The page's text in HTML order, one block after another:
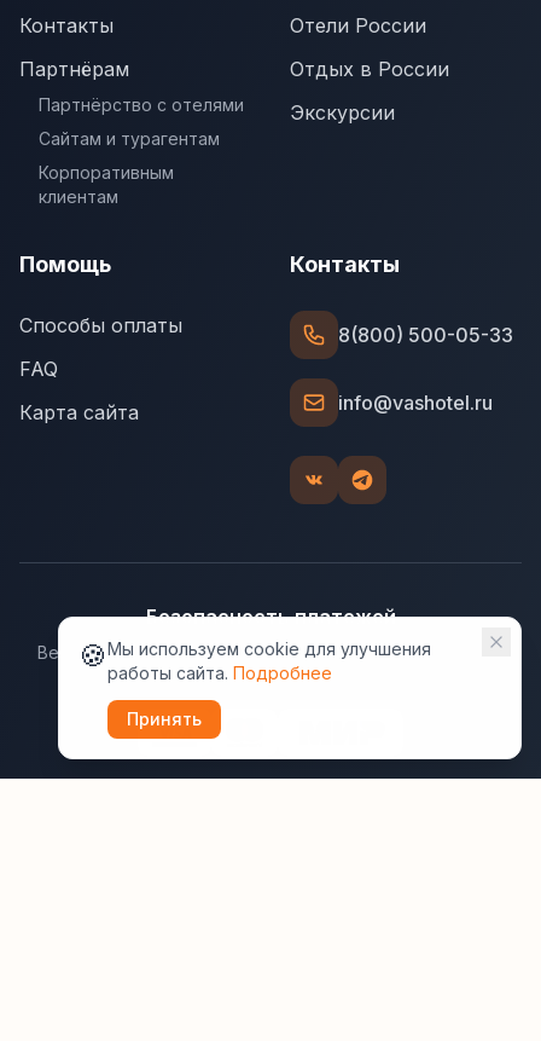
Контакты
Партнёрам
Партнёрство с отелями
Сайтам и турагентам
Корпоративным
клиентам
Отели России
Отдых в России
Экскурсии
Помощь
Способы оплаты
FAQ
Карта сайта
Контакты
8(800) 500-05-33
info@vashotel.ru
Безопасность платежей
Ведущие платёжные системы гарантируют надёжную
защиту данных.
🍪Мы используем cookie для улучшения
работы сайта. Подробнее
Принять